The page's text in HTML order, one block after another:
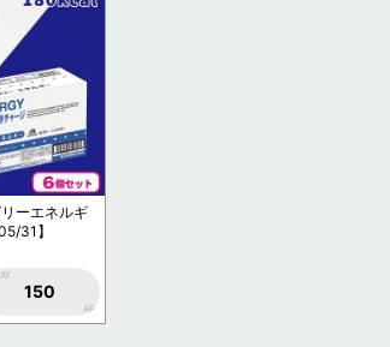
リーエネルギ
31】
150
AP